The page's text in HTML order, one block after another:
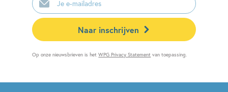
mailadres
Naar inschrijven
Op onze nieuwsbrieven is hetWPG Privacy Statement van toepassing.